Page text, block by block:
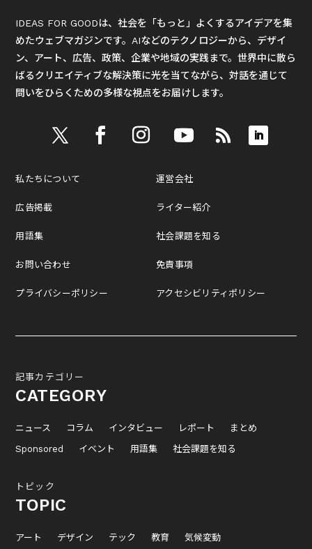
IDEAS FOR GOODは、社会を「もっと」よくするアイデアを集
めたウェブマガジンです。AIなどのテクノロジーから、デザイ
ン、アート、広告、政策、企業や地域の実践まで。世界中に散ら
ばるクリエイティブな解決策に光を当てながら、対話を通じて
問いをひらくための多様な視点をお届けします。
私たちについて
広告掲載
用語集
お問い合わせ
プライバシーポリシー
運営会社
ライター紹介
社会課題を知る
免責事項
アクセシビリティポリシー
記事カテゴリー
CATEGORY
ニュース コラム インタビュー レポート
まとめ
Sponsored
イベント 用語集 社会課題を知る
トピック
TOPIC
アート デザイン テック 教育 気候変動